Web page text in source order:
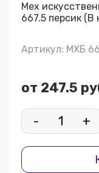
Мех
667.5 персик (В
Артикул: МХБ
от 247.5
- +